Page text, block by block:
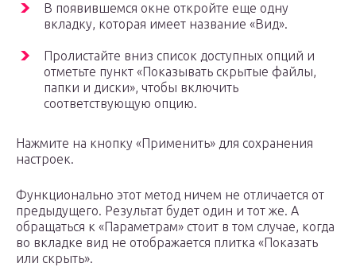
В появившемся окне откройте еще одну
вкладку, которая имеет название «Вид».
Пролистайте вниз список доступных опций и
отметьте пункт «Показывать скрытые файлы,
папки и диски», чтобы включить
соответствующую опцию.
Нажмите на кнопку «Применить» для сохранения
настроек.
Функционально этот метод ничем не отличается от
предыдущего. Результат будет один и тот же. А
обращаться к «Параметрам» стоит в том случае, когда
во вкладке вид не отображается плитка «Показать
или скрыть».